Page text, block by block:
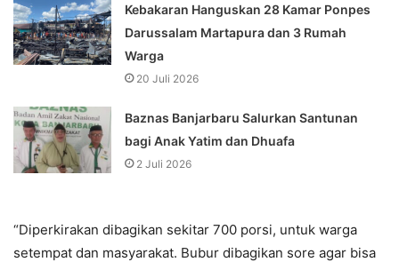
Kebakaran Hanguskan 28 Kamar Ponpes
Darussalam Martapura dan 3 Rumah
Warga
20 Juli 2026
Baznas Banjarbaru Salurkan Santunan
bagi Anak Yatim dan Dhuafa
2 Juli 2026
“Diperkirakan dibagikan sekitar 700 porsi, untuk warga
setempat dan masyarakat. Bubur dibagikan sore agar bisa